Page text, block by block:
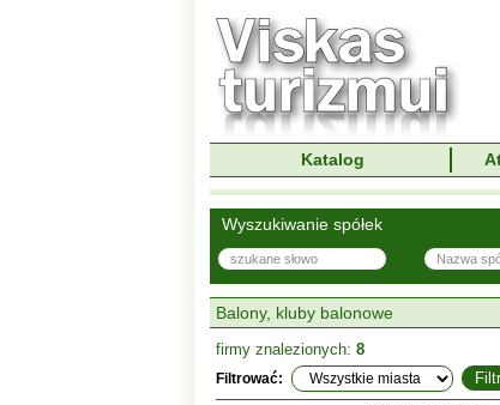
Katalog
Wyszukiwanie spółek
Balony, kluby balonowe
firmy znalezionych: 8
Filtrować: